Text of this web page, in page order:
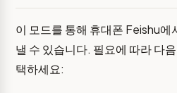
이 모드를 통해 휴대폰 Feishu에
낼 수 있습니다. 필요에 따라 다
택하세요: